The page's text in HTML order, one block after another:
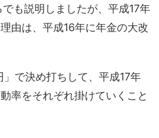
でも説明しましたが、平成17年
由は、平成16年に年金の大改
で決め打ちして、平成17年
率をそれぞれ掛けていくこと